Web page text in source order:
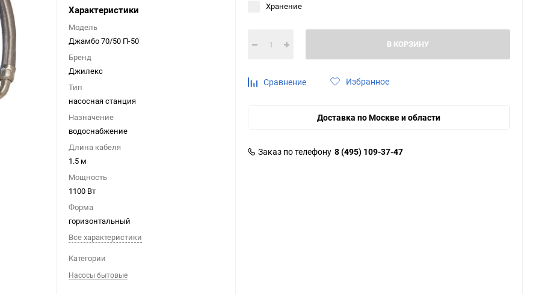
Характеристики
Модель
Джамбо 70/50 П-50
Бренд
Джилекс
Тип
насосная станция
Назначение
водоснабжение
Длина кабеля
1.5 м
Мощность
1100 Вт
Форма
горизонтальный
Все характеристики
Категории
Насосы бытовые
Хранение
В КОРЗИНУ
Сравнение Избранное
Доставка по Москве и области
Заказ по телефону 8 (495) 109-37-47